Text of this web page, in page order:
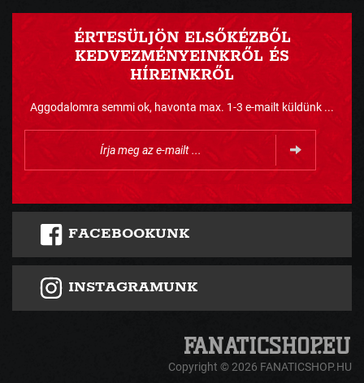
ÉRTESÜLJÖN ELSŐKÉZBŐL
KEDVEZMÉNYEINKRŐL ÉS
HÍREINKRŐL
Aggodalomra semmi ok, havonta max. 1-3 e-mailt küldünk ...
FACEBOOKUNK
INSTAGRAMUNK
Copyright © 2026 FANATICSHOP.HU